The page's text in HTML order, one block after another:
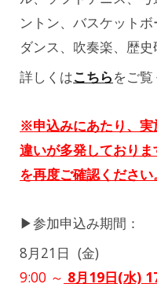
ントン、バスケットボ
ダンス、吹奏楽、歴史
詳しくはこちらをご覧
※申込みにあたり、
違いが多発しており
を再度ご確認ください
▶︎参加申込み期間 ：
8月21日 (金
9:00 ～ 8月19日(水)